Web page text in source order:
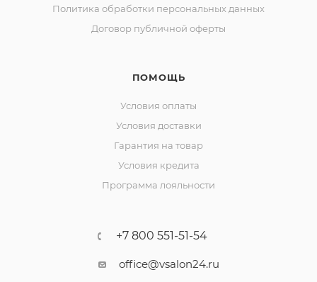
Политика обработки персональных данных
Договор публичной оферты
ПОМОЩЬ
Условия оплаты
Условия доставки
Гарантия на товар
Условия кредита
Программа лояльности
+7 800 551-51-54
office@vsalon24.ru